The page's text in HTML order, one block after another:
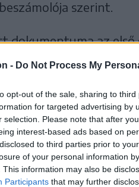
- Do Not Process My
opt-out of the sale, sharing to
for targeted advertising by
selection. Please note that after
interest-based ads based on
to third parties prior to
of your personal information
This information may also be
Participants that may further
szerint.
dokumentuma az első
is szólt.
pápa a VI. Pálról
testület
csak a pápa
a
két órán át